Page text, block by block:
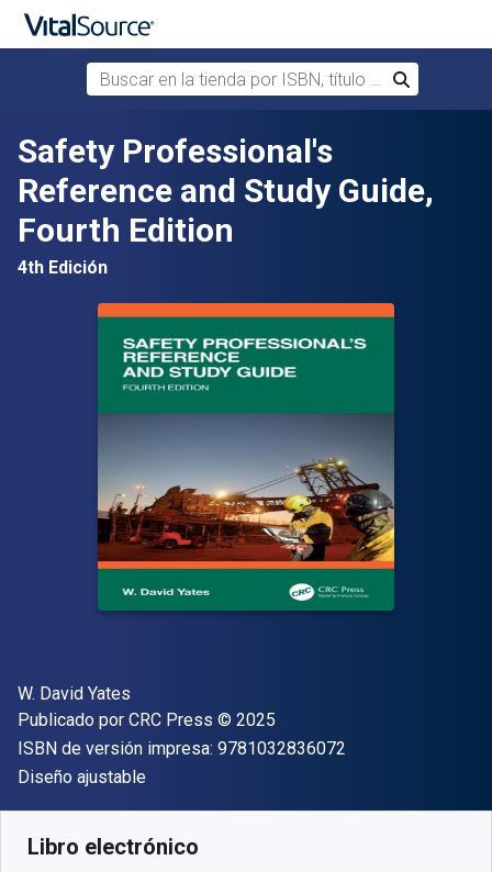
Saltar al contenido principal
Buscar en la tienda por ISBN, título o autor
Buscar
Safety Professional's
Reference and Study Guide,
Fourth Edition
4th Edición
Autor(es)
W. David Yates
Editorial
Publicado por CRC Press Copyright
© 2025
ISBN de versión impresa: 9781032836072
Formato
Diseño ajustable
Libro electrónico